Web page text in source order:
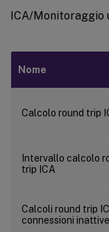
ICA/Monitoraggio
Nome
Calcolo round trip
Intervallo calcolo
trip ICA
Calcoli round trip
connessioni inattive